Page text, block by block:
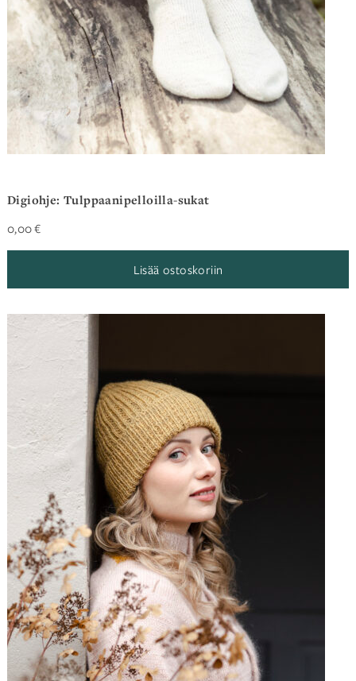
Digiohje: Tulppaanipelloilla-sukat
0,00€
Lisää ostoskoriin